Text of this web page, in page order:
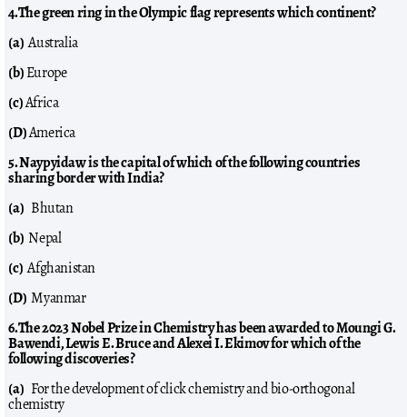
4.The green ring in the Olympic flag represents which continent?
(a)Australia
(b)Europe
(c)Africa
(D)America
5. Naypyidaw is the capital of which of the following countries
sharing border with India?
(a) Bhutan
(b) Nepal
(c)Afghanistan
(D) Myanmar
6.The 2023 Nobel Prize in Chemistry has been awarded to Moungi G.
Bawendi, Lewis E. Bruce and Alexei I. Ekimov for which of the
following discoveries?
(a) For the development of click chemistry and bio-orthogonal
chemistry